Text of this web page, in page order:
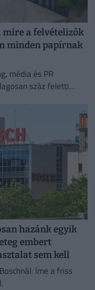
mire a felvételizők
minden papírnak
média és PR
száz feletti
hazánk egyik
embert
sem kell
íme a friss